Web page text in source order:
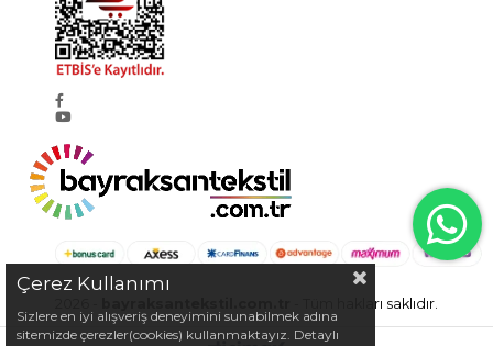
- Tüm hakları saklıdır.
Çerez Kullanımı
Sizlere en iyi alışveriş deneyimini sunabilmek adına
sitemizde çerezler(cookies) kullanmaktayız. Detaylı